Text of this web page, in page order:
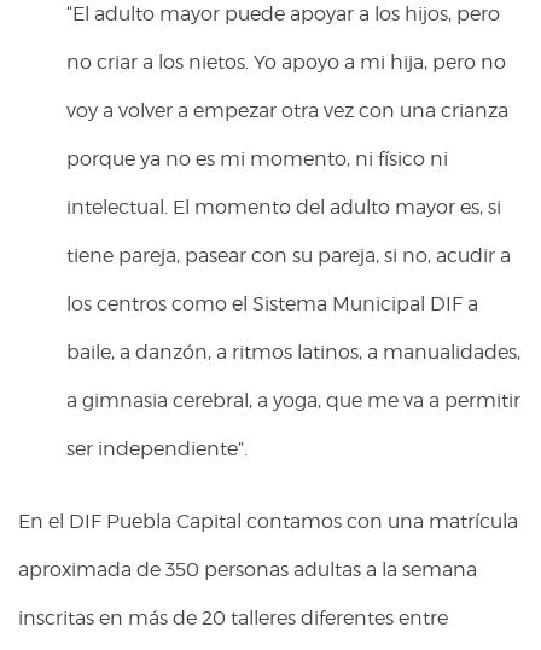
“El adulto mayor puede apoyar a los hijos, pero
no criar a los nietos. Yo apoyo a mi hija, pero no
voy a volver a empezar otra vez con una crianza
porque ya no es mi momento, ni físico ni
intelectual. El momento del adulto mayor es, si
tiene pareja, pasear con su pareja, si no, acudir a
los centros como el Sistema Municipal DIF a
baile, a danzón, a ritmos latinos, a manualidades,
a gimnasia cerebral, a yoga, que me va a permitir
ser independiente”.
En el DIF Puebla Capital contamos con una matrícula
aproximada de 350 personas adultas a la semana
inscritas en más de 20 talleres diferentes entre